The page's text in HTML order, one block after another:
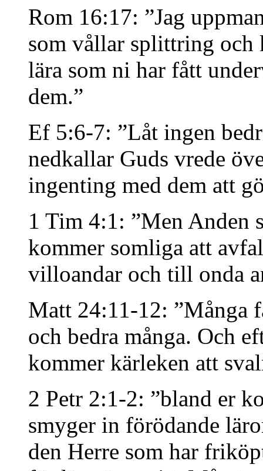
Rom 16:17: ”Jag
som vållar splittring
lära som ni har fått
dem.”
Ef 5:6-7: ”Låt ingen
nedkallar Guds vrede
ingenting med dem att
1 Tim 4:1: ”Men Anden
kommer somliga att
villoandar och till onda
Matt 24:11-12: ”Många
och bedra många. Och
kommer kärleken att
2 Petr 2:1-2: ”bland er
smyger in förödande
den Herre som har